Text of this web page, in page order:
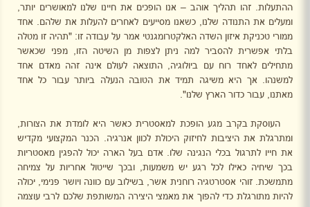
ההתעלות. זהו תהליך אוהב – אנו הופכים את חיינו שלנו למאושרים יותר,
ומעלים את התנודה שלנו, כשאנו מסייעים לאחרים להעלות את שלהם. אחד
ממורי טכניקת איזון השדה האלקטרומגנטי אמר על עבודה זו: "תהיה זו מטלה
בלתי אפשרית להסביר למה ניתן לצפות מן השיטה הזו, מפני שכאשר
מתחילים לאחד רוח עם ביולוגיה, התוצאה לעולם אינה זהה מאדם אחד
למשנהו. אך היא משיגה תמיד את הטובה הנעלה ביותר עבור כל אחד
מאתנו, עבור כדור הארץ שלנו".
העוסקת בקרב מגע הופכת למאסטרית כאשר היא לומדת את הצורות,
ומתרגלת את היציבות לחיזוק היכולת לכוון אנרגיה. הכנר המקצועי מקדיש
את חייו לתרגול בכלי הנגינה שלו. אדם בעל הארה יכול להפגין מאסטריות
בכך שיחיה כאילו לכל רגע יש משמעות, ובכך שייטול אחריות על צמיחה
מתמשכת. זוהי אסטרטגיה רוחנית אשר, בשילוב עם כוונה ויושר פנימי, יכולה
להיות מתורגלת כדי להפוך את מאמצי היצירה המשותפת שלכם לרבי עוצמה